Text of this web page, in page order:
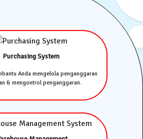
Purchasing System
Anda mengelola penganggaran
& mengontrol penganggaran.